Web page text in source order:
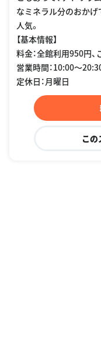
なミネラル分のおか
人気。
【基本情報】
料金：全館利用950円
営業時間：10:00〜
定休日：月曜日
こ